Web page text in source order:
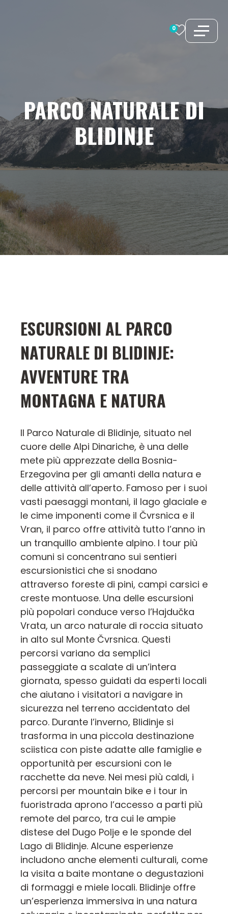
0
PARCONATURALEDI
BLIDINJE
ESCURSIONI AL PARCO
NATURALE DI BLIDINJE:
AVVENTURE TRA
MONTAGNA E NATURA
Il Parco Naturale di Blidinje, situato nel
cuore delle Alpi Dinariche, è una delle
mete più apprezzate della Bosnia-
Erzegovina per gli amanti della natura e
delle attività all’aperto. Famoso per i suoi
vasti paesaggi montani, il lago glaciale e
le cime imponenti come il Čvrsnica e il
Vran, il parco offre attività tutto l’anno in
un tranquillo ambiente alpino. I tour più
comuni si concentrano sui sentieri
escursionistici che si snodano
attraverso foreste di pini, campi carsici e
creste montuose. Una delle escursioni
più popolari conduce verso l’Hajdučka
Vrata, un arco naturale di roccia situato
in alto sul Monte Čvrsnica. Questi
percorsi variano da semplici
passeggiate a scalate di un’intera
giornata, spesso guidati da esperti locali
che aiutano i visitatori a navigare in
sicurezza nel terreno accidentato del
parco. Durante l’inverno, Blidinje si
trasforma in una piccola destinazione
sciistica con piste adatte alle famiglie e
opportunità per escursioni con le
racchette da neve. Nei mesi più caldi, i
percorsi per mountain bike e i tour in
fuoristrada aprono l’accesso a parti più
remote del parco, tra cui le ampie
distese del Dugo Polje e le sponde del
Lago di Blidinje. Alcune esperienze
includono anche elementi culturali, come
la visita a baite montane o degustazioni
di formaggi e miele locali. Blidinje offre
un’esperienza immersiva in una natura